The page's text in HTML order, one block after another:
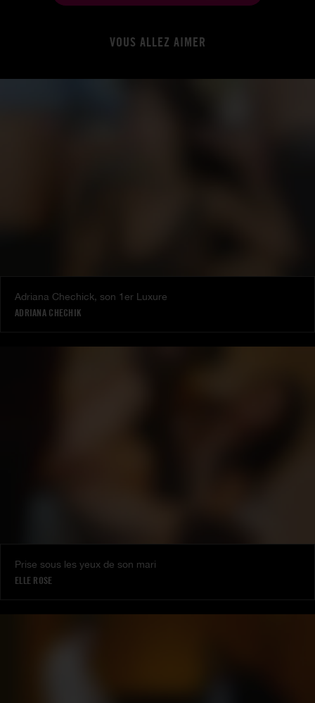
VOUS ALLEZ AIMER
Adriana Chechick, son 1er Luxure
ADRIANA CHECHIK
Prise sous les yeux de son mari
ELLE ROSE